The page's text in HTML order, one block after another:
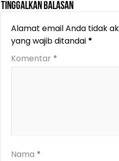
Tinggalkan Balasan
Alamat email Anda tidak
yang wajib ditandai *
Komentar *
Nama *